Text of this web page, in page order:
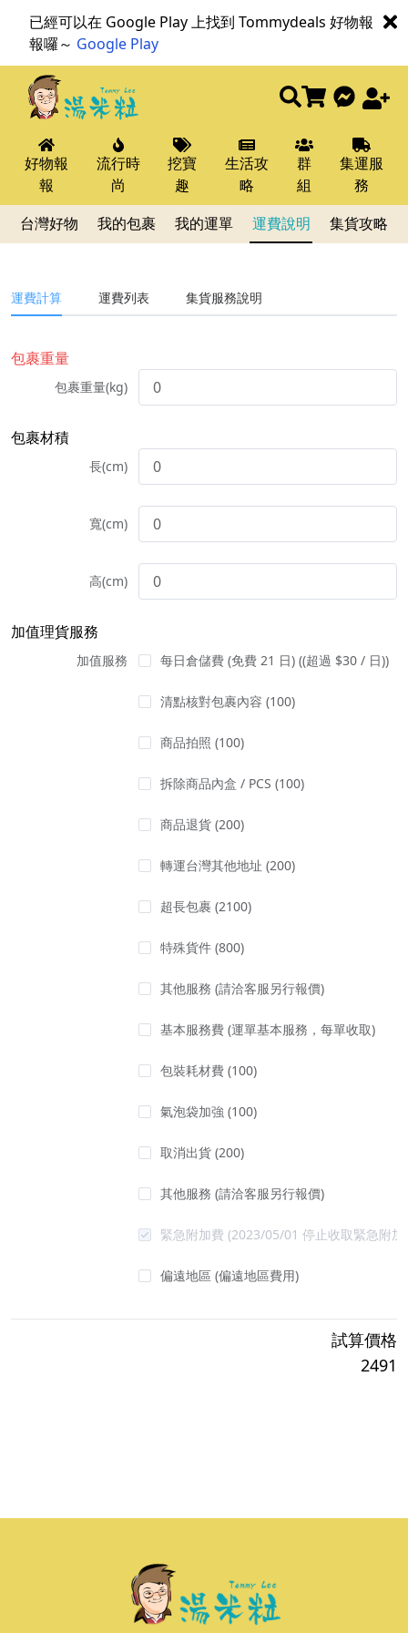
已經可以在 Google Play 上找到 Tommydeals 好物報
報囉～ Google Play
好物報
報
流行時
尚
挖寶
趣
生活攻
略
群
組
集運服
務
台灣好物
我的包裹 我的運單 運費說明 集貨攻略
運費計算 運費列表 集貨服務說明
包裹重量
包裹重量(kg)
包裹材積
長(cm)
寬(cm)
高(cm)
加值理貨服務
加值服務 每日倉儲費 (免費 21 日) ((超過 $30 / 日))
清點核對包裹內容 (100)
商品拍照 (100)
拆除商品內盒 / PCS (100)
商品退貨 (200)
轉運台灣其他地址 (200)
超長包裹 (2100)
特殊貨件 (800)
其他服務 (請洽客服另行報價)
基本服務費 (運單基本服務，每單收取)
包裝耗材費 (100)
氣泡袋加強 (100)
取消出貨 (200)
其他服務 (請洽客服另行報價)
緊急附加費 (2023/05/01 停止收取緊急附加
偏遠地區 (偏遠地區費用)
試算價格
2491